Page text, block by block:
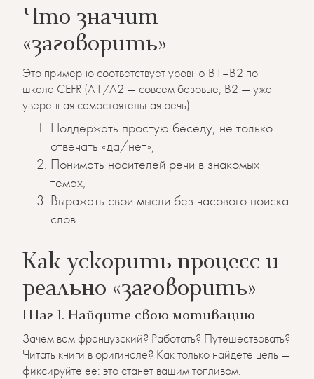
Что значит
«заговорить»
Это примерно соответствует уровню B1–B2 по
шкале CEFR (A1/A2 — совсем базовые, B2 — уже
уверенная самостоятельная речь).
Поддержать простую беседу, не только
отвечать «да/нет»,
Понимать носителей речи в знакомых
темах,
Выражать свои мысли без часового поиска
слов.
Как ускорить процесс и
реально «заговорить»
Шаг 1. Найдите свою мотивацию
Зачем вам французский? Работать? Путешествовать?
Читать книги в оригинале? Как только найдёте цель —
фиксируйте её: это станет вашим топливом.